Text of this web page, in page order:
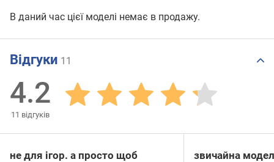
В даний час цієї моделі немає в продажу.
Відгуки 11
4.2
11 відгуків
не для ігор. а просто щоб
звичайна